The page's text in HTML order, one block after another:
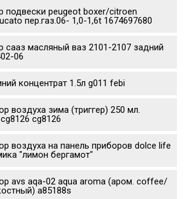
подвески peugeot boxer/citroen
пер.газ.06- 1,0-1,6t 1674697680
сааз масляный ваз 2101-2107 задний
06
концентрат 1.5л g011 febi
воздуха зима (триггер) 250 мл.
cg8126
воздуха на панель приборов dolce life
"лимон бергамот"
avs aqa-02 aqua aroma (аром. coffee/
a85188s